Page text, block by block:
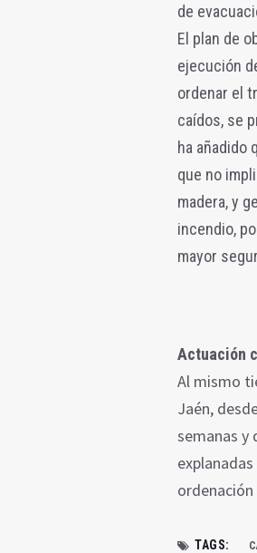
de
El plan de
ejecución
ordenar el
caídos, se
ha añadido
que no
madera, y
incendio,
mayor
Actuación
Al mismo
Jaén,
semanas y
TAGS: